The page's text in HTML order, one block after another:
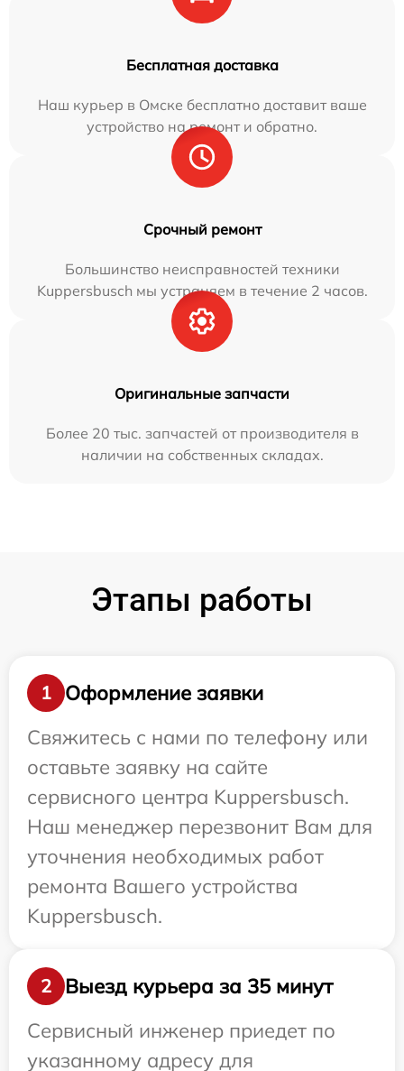
Бесплатная доставка
Наш курьер в Омске бесплатно доставит ваше
устройство на ремонт и обратно.
Срочный ремонт
Большинство неисправностей техники
Kuppersbusch мы устраняем в течение 2 часов.
Оригинальные запчасти
Более 20 тыс. запчастей от производителя в
наличии на собственных складах.
Этапы работы
1
Оформление заявки
Свяжитесь с нами по телефону или
оставьте заявку на сайте
сервисного центра Kuppersbusch.
Наш менеджер перезвонит Вам для
уточнения необходимых работ
ремонта Вашего устройства
Kuppersbusch.
2
Выезд курьера за 35 минут
Сервисный инженер приедет по
указанному адресу для